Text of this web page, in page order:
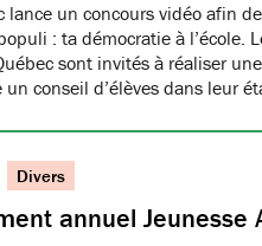
lance un concours vidéo afin
: ta démocratie à l’école.
sont invités à réaliser
un conseil d’élèves dans leur
Divers
annuel Jeunesse